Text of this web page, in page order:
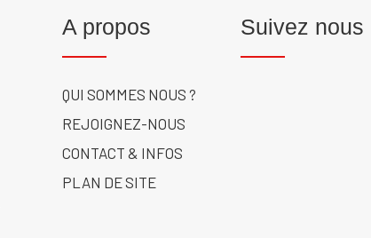
A propos
QUI SOMMES NOUS ?
REJOIGNEZ-NOUS
CONTACT & INFOS
PLAN DE SITE
Suivez nous